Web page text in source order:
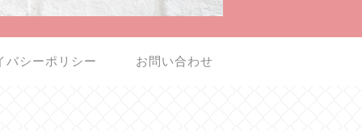
バシーポリシー お問い合わせ